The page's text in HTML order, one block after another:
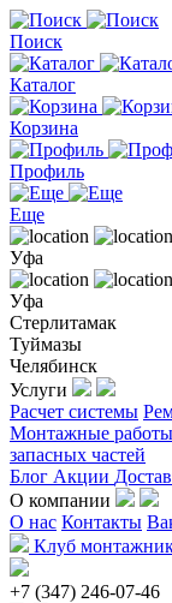
Поиск
Каталог
Корзина
Профиль
Еще
Уфа
Уфа
Стерлитамак
Туймазы
Челябинск
Услуги
Расчет системы
Монтажные работы
запасных частей
Блог Акции
О компании
О нас Контакты
Клуб
+7 (347) 246-07-46